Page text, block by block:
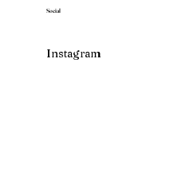
Social
Instagram